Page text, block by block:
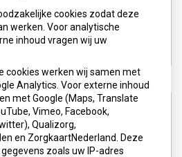
cookies zodat deze
werken. Voor analytische
inhoud vragen wij uw
cookies werken wij samen met
Analytics. Voor externe inhoud
met Google (Maps, Translate
Vimeo, Facebook,
Qualizorg,
en ZorgkaartNederland. Deze
zoals uw IP-adres